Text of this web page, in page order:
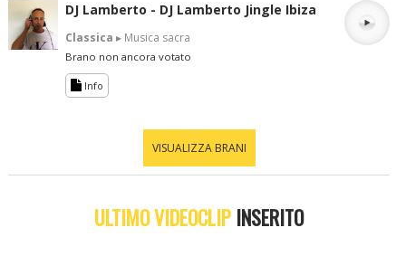
DJ Lamberto - DJ Lamberto Jingle Ibiza
Classica ▸ Musica sacra
Brano non ancora votato
Info
VISUALIZZA BRANI
ULTIMO VIDEOCLIP INSERITO